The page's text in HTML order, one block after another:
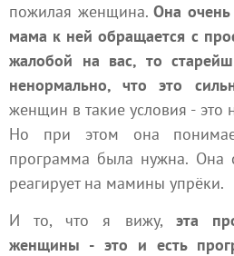
пожилая женщина.Она
мама к ней обращается с
жалобой на вас, то
ненормально, что это
женщин в такие условия - это
Но при этом она
программа была нужна. Она
реагирует на мамины упрёки.
И то, что я вижу, эта
женщины - это и есть